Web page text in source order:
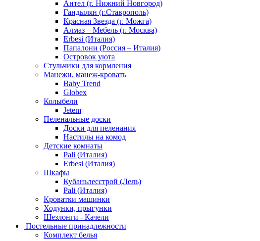
Антел (г. Нижний Новгород)
Гандылян (г.Ставрополь)
Красная Звезда (г. Можга)
Алмаз – Мебель (г. Москва)
Erbesi (Италия)
Папалони (Россия – Италия)
Островок уюта
Стульчики для кормления
Манежи, манеж-кровать
Baby Trend
Globex
Колыбели
Jetem
Пеленальные доски
Доски для пеленания
Настилы на комод
Детские комнаты
Pali (Италия)
Erbesi (Италия)
Шкафы
Кубаньлесстрой (Лель)
Pali (Италия)
Кроватки машинки
Ходунки, прыгунки
Шезлонги - Качели
Постельные принадлежности
Комплект белья